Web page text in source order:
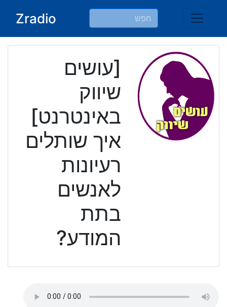
Zradio
[עושים
שיווק
באינטרנט]
איך שותלים
רעיונות
לאנשים
בתת
המודע?